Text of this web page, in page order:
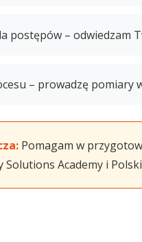
postępów – odwiedzam
– prowadzę pomiary
Pomagam w
Solutions Academy i